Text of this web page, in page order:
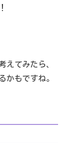
えてみたら、
かもですね。